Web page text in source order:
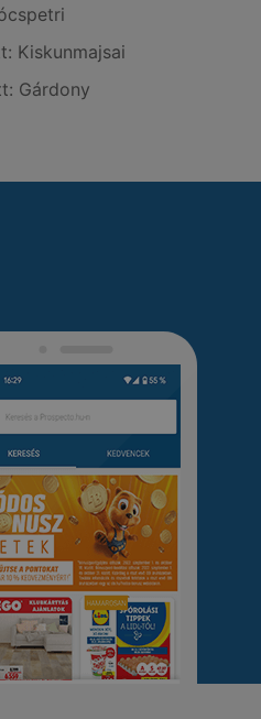
Kiskunmajsai
Gárdony